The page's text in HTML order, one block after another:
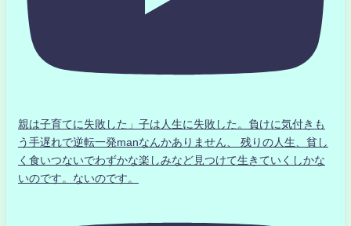
親は子育てに失敗した」子は人生に失敗した。負けに気付きも
う手遅れで逆転一発manなんかありません、 残りの人生、貧し
く食いつないでわずかな楽しみなど見つけて生きていくしかな
いのです。ないのです。